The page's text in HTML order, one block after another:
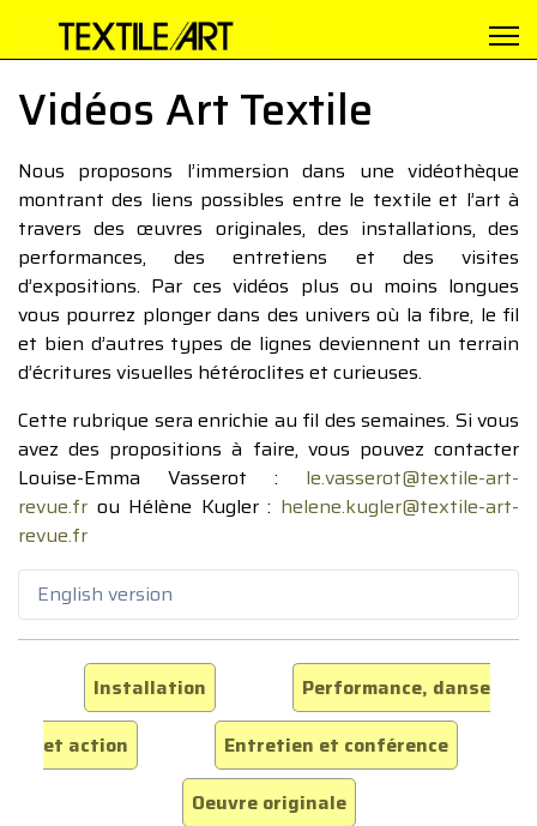
Vidéos Art Textile
Nous proposons l’immersion dans une vidéothèque
montrant des liens possibles entre le textile et l’art à
travers des œuvres originales, des installations, des
performances, des entretiens et des visites
d’expositions. Par ces vidéos plus ou moins longues
vous pourrez plonger dans des univers où la fibre, le fil
et bien d’autres types de lignes deviennent un terrain
d’écritures visuelles hétéroclites et curieuses.
Cette rubrique sera enrichie au fil des semaines. Si vous
avez des propositions à faire, vous pouvez contacter
Louise-Emma Vasserot : le.vasserot@textile-art-
revue.fr ou Hélène Kugler : helene.kugler@textile-art-
revue.fr
English version
Installation
Performance, danse
et action
Entretien et conférence
Oeuvre originale